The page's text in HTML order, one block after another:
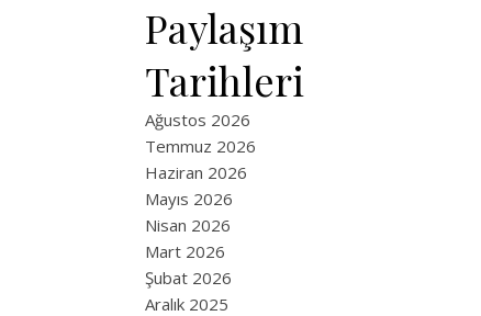
Paylaşım
Tarihleri
Ağustos 2026
Temmuz 2026
Haziran 2026
Mayıs 2026
Nisan 2026
Mart 2026
Şubat 2026
Aralık 2025